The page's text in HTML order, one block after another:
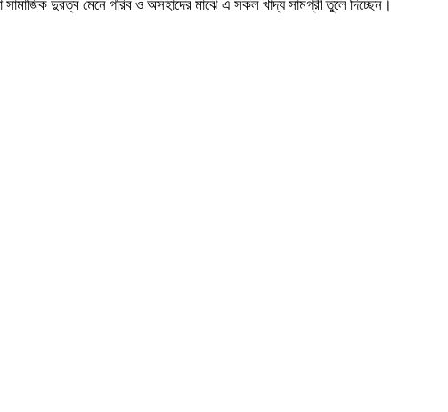
সামাজিক দুরত্ব মেনে গরিব ও অসহাদের মাঝে এ সকল খাদ্য সামগ্রী তুলে দিচ্ছেন।